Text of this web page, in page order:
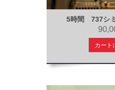
5時間 737シ
カート